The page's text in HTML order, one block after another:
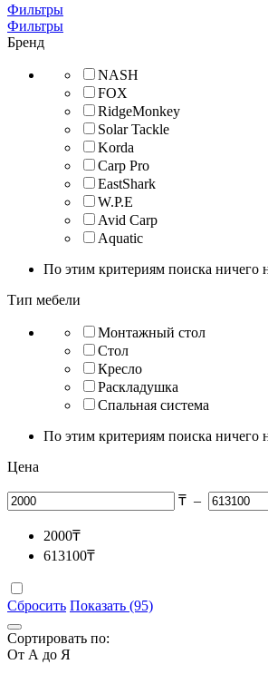
Фильтры
Фильтры
Бренд
NASH
FOX
RidgeMonkey
Solar Tackle
Korda
Carp Pro
EastShark
W.P.E
Avid Carp
Aquatic
По этим критериям поиска ничего
Тип мебели
Монтажный стол
Стол
Кресло
Раскладушка
Спальная система
По этим критериям поиска ничего
Цена
₸ –
2000₸
613100₸
Сбросить Показать (95)
Сортировать по:
От А до Я